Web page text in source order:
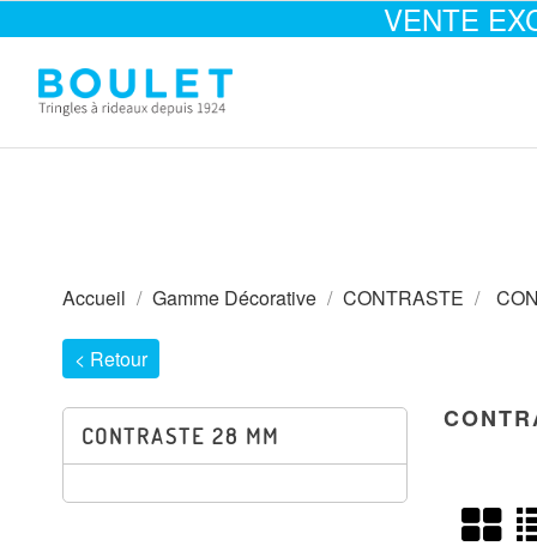
VENTE
Accueil Gamme Décorative CONTRASTE
< Retour
CONTRASTE 28 MM